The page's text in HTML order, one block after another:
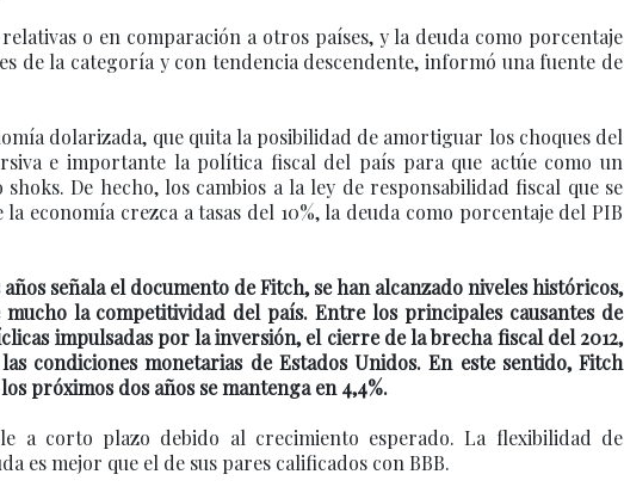
o en comparación a otros países, y la deuda como porcentaje
de la categoría y con tendencia descendente, informó una fuente de
dolarizada, que quita la posibilidad de amortiguar los choques del
e importante la política fiscal del país para que actúe como un
De hecho, los cambios a la ley de responsabilidad fiscal que se
economía crezca a tasas del 10%, la deuda como porcentaje del PIB
señala el documento de Fitch, se han alcanzado niveles históricos,
la competitividad del país. Entre los principales causantes de
impulsadas por la inversión, el cierre de la brecha fiscal del 2012,
condiciones monetarias de Estados Unidos. En este sentido, Fitch
próximos dos años se mantenga en 4,4%.
a corto plazo debido al crecimiento esperado. La flexibilidad de
es mejor que el de sus pares calificados con BBB.